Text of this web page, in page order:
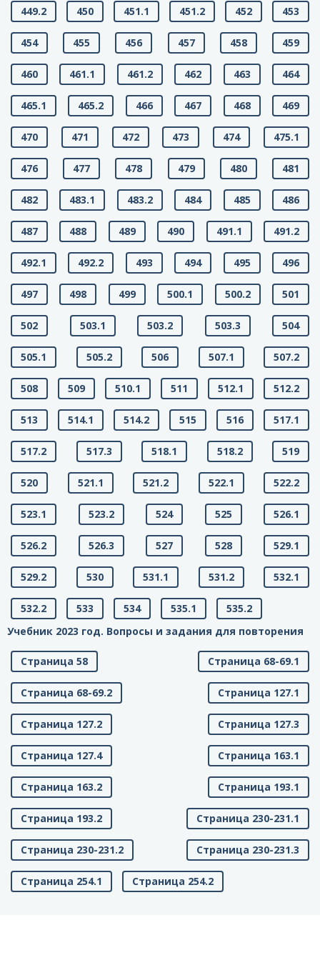
449.2 450 451.1 451.2 452 453
454 455 456 457 458 459
460 461.1 461.2 462 463 464
465.1 465.2 466 467 468 469
470 471 472 473 474 475.1
476 477 478 479 480 481
482 483.1 483.2 484 485 486
487 488 489 490 491.1 491.2
492.1 492.2 493 494 495 496
497 498 499 500.1 500.2 501
502 503.1 503.2 503.3 504
505.1 505.2 506 507.1 507.2
508 509 510.1 511 512.1 512.2
513 514.1 514.2 515 516 517.1
517.2 517.3 518.1 518.2 519
520 521.1 521.2 522.1 522.2
523.1 523.2 524 525 526.1
526.2 526.3 527 528 529.1
529.2 530 531.1 531.2 532.1
532.2 533 534 535.1
535.2
Учебник 2023 год. Вопросы и задания для повторения
Страница 58 Страница 68-69.1
Страница 68-69.2 Страница 127.1
Страница 127.2 Страница 127.3
Страница 127.4 Страница 163.1
Страница 163.2 Страница 193.1
Страница 193.2 Страница 230-231.1
Страница 230-231.2 Страница 230-231.3
Страница 254.1 Страница 254.2